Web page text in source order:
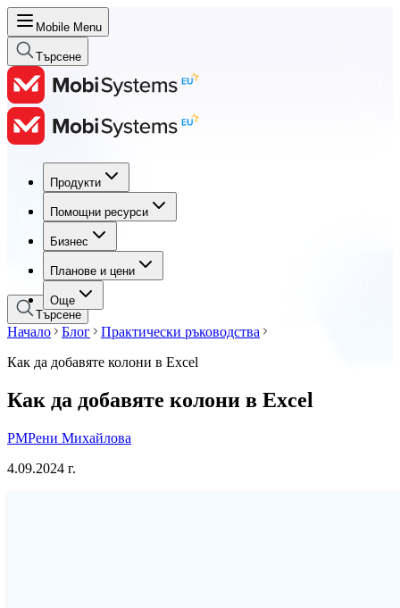
Mobile Menu
Търсене
Продукти
Помощни ресурси
Бизнес
Планове и цени
Още
Продукти
Помощни ресурси
Бизнес
Планове и цени
Търсене
Начало Блог
Практически ръководства
Как да добавяте колони в Excel
Как да добавяте колони в Excel
РМРени Михайлова
4.09.2024 г.